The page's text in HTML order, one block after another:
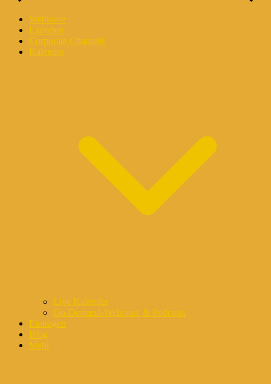
Webinare
Experten
Corporate Channels
Kalender
Live Kalender
On-Demand-Webinare & Podcasts
Eintragen
Blog
Mehr